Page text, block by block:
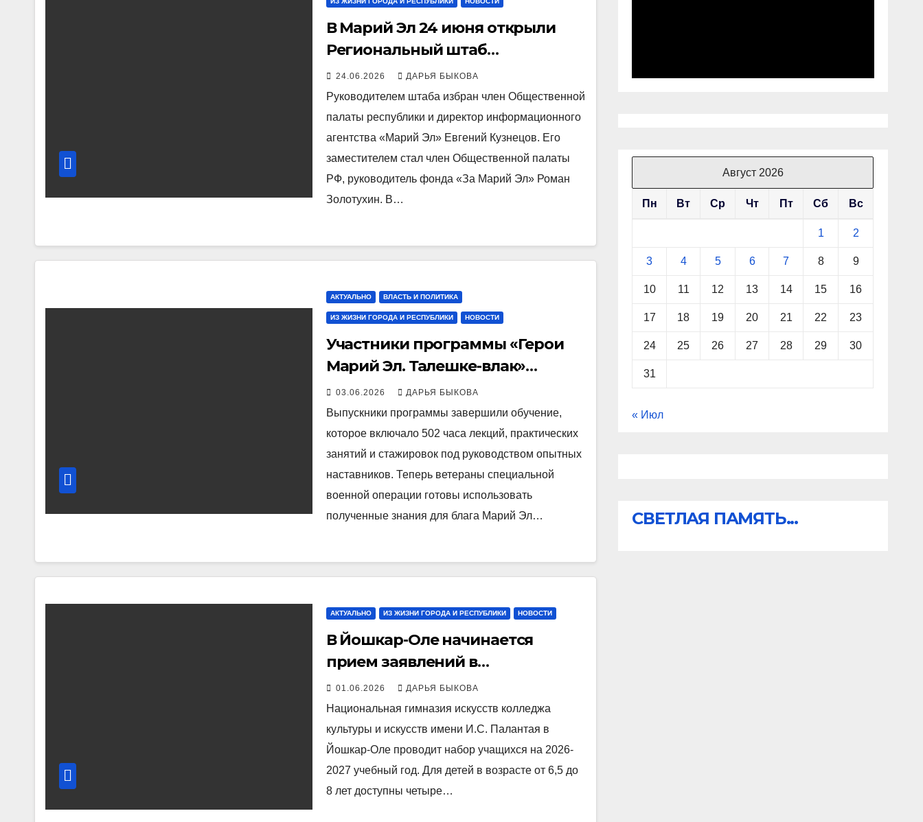
В Марий Эл 24 июня открыли
Региональный штаб
общественного наблюдения за
выборами
24.06.2026 ДАРЬЯ БЫКОВА
Руководителем штаба избран член Общественной
палаты республики и директор информационного
агентства «Марий Эл» Евгений Кузнецов. Его
заместителем стал член Общественной палаты
РФ, руководитель фонда «За Марий Эл» Роман
Золотухин. В…
АКТУАЛЬНО ВЛАСТЬ И ПОЛИТИКА
ИЗ ЖИЗНИ ГОРОДА И РЕСПУБЛИКИ НОВОСТИ
Участники программы «Герои
Марий Эл. Талешке-влак»
получили дипломы о
профессиональной
переподготовке
03.06.2026 ДАРЬЯ БЫКОВА
Выпускники программы завершили обучение,
которое включало 502 часа лекций, практических
занятий и стажировок под руководством опытных
наставников. Теперь ветераны специальной
военной операции готовы использовать
полученные знания для блага Марий Эл…
АКТУАЛЬНО ИЗ ЖИЗНИ ГОРОДА И РЕСПУБЛИКИ НОВОСТИ
В Йошкар-Оле начинается
прием заявлений в
Национальную гимназию
искусств
01.06.2026 ДАРЬЯ БЫКОВА
Национальная гимназия искусств колледжа
культуры и искусств имени И.С. Палантая в
Йошкар-Оле проводит набор учащихся на 2026-
2027 учебный год. Для детей в возрасте от 6,5 до
8 лет доступны четыре…
Август 2026
Пн Вт Ср Чт Пт Сб Вс
1 2
3 4 5 6 7 8 9
10 11 12 13 14 15 16
17 18 19 20 21 22 23
24 25 26 27 28 29 30
31
« Июл
СВЕТЛАЯ ПАМЯТЬ...